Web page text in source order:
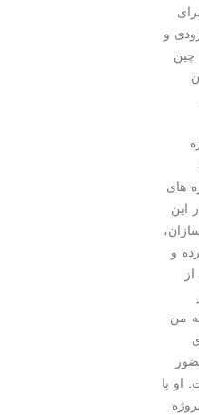
و
چین
های
این
و
من
او با